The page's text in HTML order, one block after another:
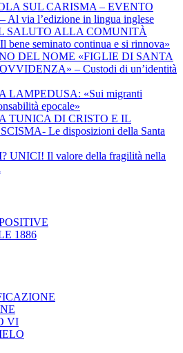
SUL CARISMA – EVENTO
Al via l’edizione in lingua inglese
SALUTO ALLA COMUNITÀ
seminato continua e si rinnova»
DEL NOME «FIGLIE DI SANTA
– Custodi di un’identità
LAMPEDUSA: «Sui migranti
epocale»
TUNICA DI CRISTO E IL
Le disposizioni della Santa
UNICI! Il valore della fragilità nella
1886
VI